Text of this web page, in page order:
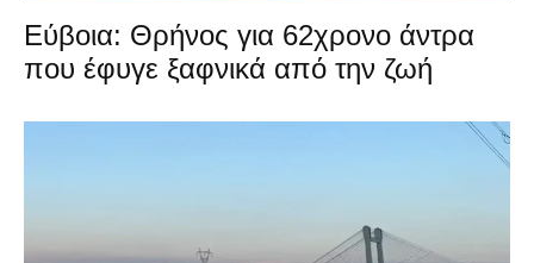
Εύβοια: Θρήνος για 62χρονο άντρα
που έφυγε ξαφνικά από την ζωή